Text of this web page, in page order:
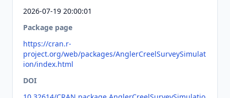
2026-07-19 20:00:01
Package page
https://cran.r-
project.org/web/packages/AnglerCreelSurveySimulat
ion/index.html
DOI